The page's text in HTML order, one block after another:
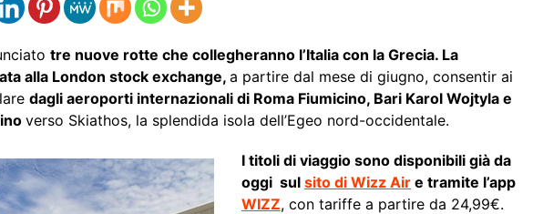
tre nuove rotte che collegheranno l’Italia con la Grecia. La
alla London stock exchange,a partire dal mese di giugno, consentir ai
dagli aeroporti internazionali di Roma Fiumicino, Bari Karol Wojtyla e
verso Skiathos, la splendida isola dell’Egeo nord-occidentale.
I titoli di viaggio sono disponibili già da
oggi sul sito di Wizz Air e tramite l’app
WIZZ, con tariffe a partire da 24,99€.